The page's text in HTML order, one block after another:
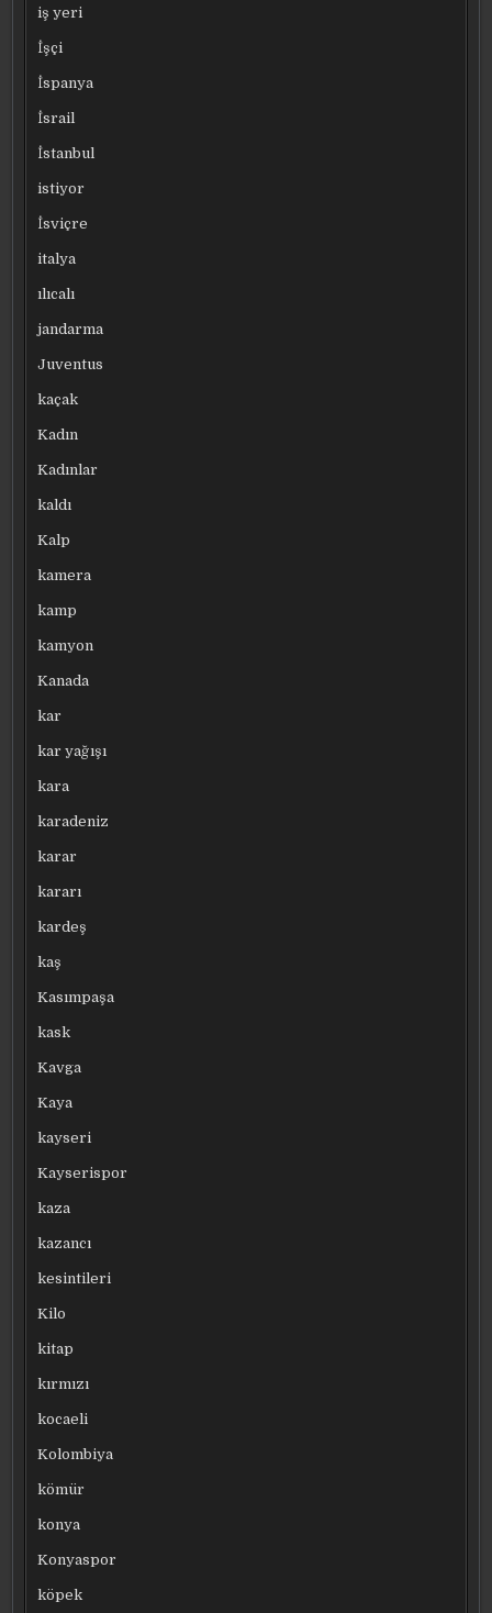
iş yeri
İşçi
İspanya
İsrail
İstanbul
istiyor
İsviçre
italya
ılıcalı
jandarma
Juventus
kaçak
Kadın
Kadınlar
kaldı
Kalp
kamera
kamp
kamyon
Kanada
kar
kar yağışı
kara
karadeniz
karar
kararı
kardeş
kaş
Kasımpaşa
kask
Kavga
Kaya
kayseri
Kayserispor
kaza
kazancı
kesintileri
Kilo
kitap
kırmızı
kocaeli
Kolombiya
kömür
konya
Konyaspor
köpek